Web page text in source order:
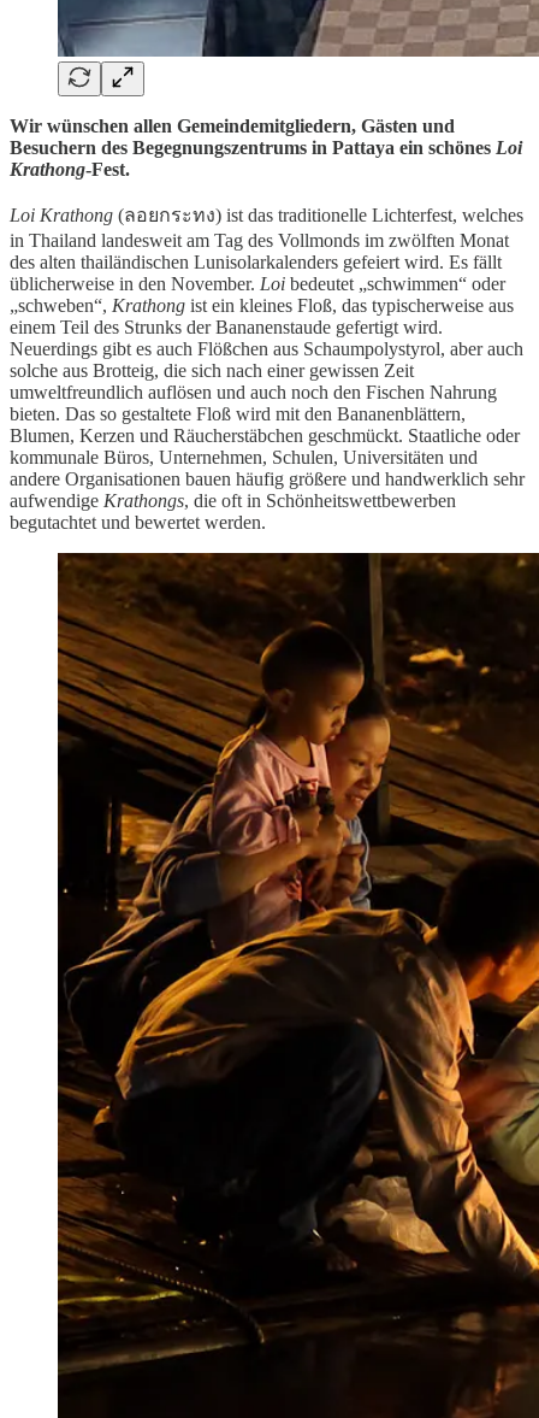
Wir wünschen allen Gemeindemitgliedern, Gästen und
Besuchern des Begegnungszentrums in Pattaya ein schönes Loi
Krathong-Fest.
Loi Krathong (ลอยกระทง) ist das traditionelle Lichterfest, welches
in Thailand landesweit am Tag des Vollmonds im zwölften Monat
des alten thailändischen Lunisolarkalenders gefeiert wird. Es fällt
üblicherweise in den November. Loi bedeutet „schwimmen“ oder
„schweben“, Krathong ist ein kleines Floß, das typischerweise aus
einem Teil des Strunks der Bananenstaude gefertigt wird.
Neuerdings gibt es auch Flößchen aus Schaumpolystyrol, aber auch
solche aus Brotteig, die sich nach einer gewissen Zeit
umweltfreundlich auflösen und auch noch den Fischen Nahrung
bieten. Das so gestaltete Floß wird mit den Bananenblättern,
Blumen, Kerzen und Räucherstäbchen geschmückt. Staatliche oder
kommunale Büros, Unternehmen, Schulen, Universitäten und
andere Organisationen bauen häufig größere und handwerklich sehr
aufwendige Krathongs, die oft in Schönheitswettbewerben
begutachtet und bewertet werden.